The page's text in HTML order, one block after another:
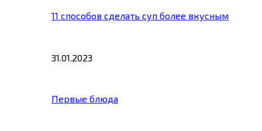
11 способов сделать суп более вкусным
31.01.2023
Первые блюда